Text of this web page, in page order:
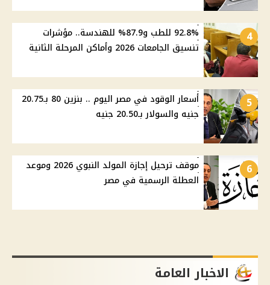
4
92.8% للطب و87.9% للهندسة.. مؤشرات
تنسيق الجامعات 2026 وأماكن المرحلة الثانية
5
أسعار الوقود في مصر اليوم .. بنزين 80 بـ20.75
جنيه والسولار بـ20.50 جنيه
6
موقف ترحيل إجازة المولد النبوي 2026 وموعد
العطلة الرسمية في مصر
الاخبار العامة